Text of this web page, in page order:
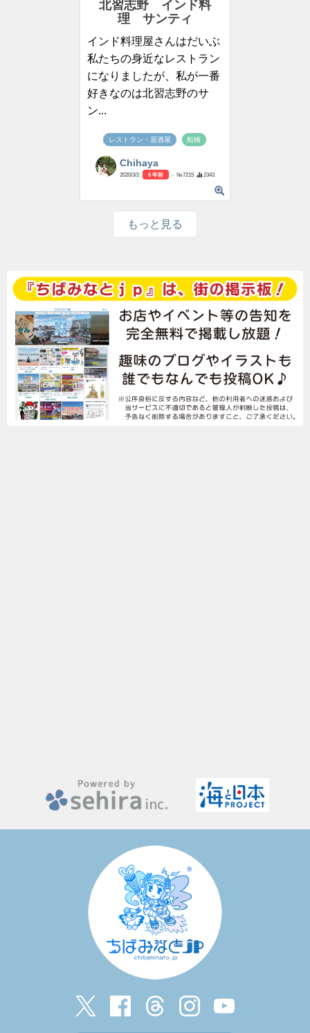
北習志野 インド料
理 サンティ
インド料理屋さんはだいぶ
私たちの身近なレストラン
になりましたが、私が一番
好きなのは北習志野のサ
ン...
レストラン・居酒屋 船橋
Chihaya
2020/3/2 6 年前 - №7215 2343
もっと見る